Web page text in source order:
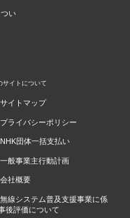
い
サイトについて
サイトマップ
プライバシーポリシー
NHK団体一括支払い
一般事業主行動計画
会社概要
無線システム普及支援事業に係
後評価について